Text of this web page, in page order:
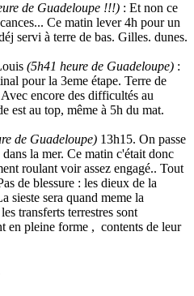
de Guadeloupe !!!) : Et non ce
Ce matin lever 4h pour un
servi à terre de bas. Gilles. dunes.
(5h41 heure de Guadeloupe) :
pour la 3eme étape. Terre de
encore des difficultés au
est au top, même à 5h du mat.
de Guadeloupe) 13h15. On passe
la mer. Ce matin c'était donc
roulant voir assez engagé.. Tout
de blessure : les dieux de la
sieste sera quand meme la
transferts terrestres sont
en pleine forme , contents de leur